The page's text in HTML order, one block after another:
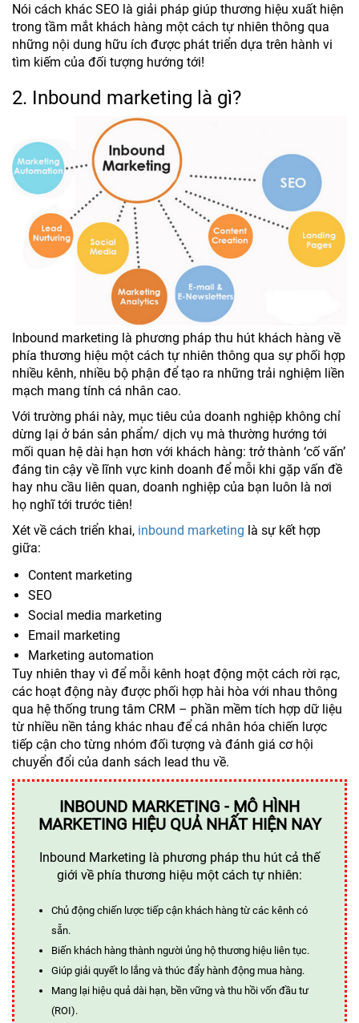
Nói cách khác SEO là giải pháp giúp thương hiệu xuất hiện
trong tầm mắt khách hàng một cách tự nhiên thông qua
những nội dung hữu ích được phát triển dựa trên hành vi
tìm kiếm của đối tượng hướng tới!
2. Inbound marketing là gì?
Inbound marketing là phương pháp thu hút khách hàng về
phía thương hiệu một cách tự nhiên thông qua sự phối hợp
nhiều kênh, nhiều bộ phận để tạo ra những trải nghiệm liền
mạch mang tính cá nhân cao.
Với trường phái này, mục tiêu của doanh nghiệp không chỉ
dừng lại ở bán sản phẩm/ dịch vụ mà thường hướng tới
mối quan hệ dài hạn hơn với khách hàng: trở thành ‘cố vấn’
đáng tin cậy về lĩnh vực kinh doanh để mỗi khi gặp vấn đề
hay nhu cầu liên quan, doanh nghiệp của bạn luôn là nơi
họ nghĩ tới trước tiên!
Xét về cách triển khai, inbound marketing là sự kết hợp
giữa:
Content marketing
SEO
Social media marketing
Email marketing
Marketing automation
Tuy nhiên thay vì để mỗi kênh hoạt động một cách rời rạc,
các hoạt động này được phối hợp hài hòa với nhau thông
qua hệ thống trung tâm CRM – phần mềm tích hợp dữ liệu
từ nhiều nền tảng khác nhau để cá nhân hóa chiến lược
tiếp cận cho từng nhóm đối tượng và đánh giá cơ hội
chuyển đổi của danh sách lead thu về.
INBOUND MARKETING - MÔ HÌNH
MARKETING HIỆU QUẢ NHẤT HIỆN NAY
Inbound Marketing là phương pháp thu hút cả thế
giới về phía thương hiệu một cách tự nhiên:
Chủ động chiến lược tiếp cận khách hàng từ các kênh có
sẵn.
Biến khách hàng thành người ủng hộ thương hiệu liên tục.
Giúp giải quyết lo lắng và thúc đẩy hành động mua hàng.
Mang lại hiệu quả dài hạn, bền vững và thu hồi vốn đầu tư
(ROI).